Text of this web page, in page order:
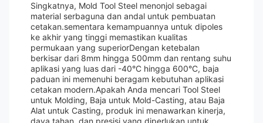
Singkatnya, Mold Tool Steel menonjol sebagai
material serbaguna dan andal untuk pembuatan
cetakan.sementara kemampuannya untuk dipoles
ke akhir yang tinggi memastikan kualitas
permukaan yang superiorDengan ketebalan
berkisar dari 8mm hingga 500mm dan rentang suhu
aplikasi yang luas dari -40°C hingga 600°C, baja
paduan ini memenuhi beragam kebutuhan aplikasi
cetakan modern.Apakah Anda mencari Tool Steel
untuk Molding, Baja untuk Mold-Casting, atau Baja
Alat untuk Casting, produk ini menawarkan kinerja,
daya tahan, dan presisi yang diperlukan untuk